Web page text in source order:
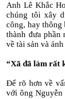
Anh Lê Khắc
chúng tôi xây
công, hay thông
thành đưa phần
về tài sản và
“Xã đã làm rất
Để rõ hơn về
với ông